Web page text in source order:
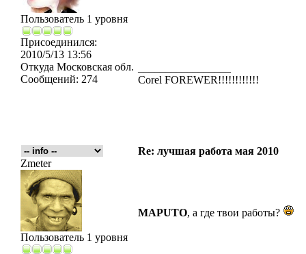
Пользователь 1 уровня
Присоединился:
2010/5/13 13:56
Откуда Московская обл.
Сообщений: 274
Corel FOREWER!!!!!!!!!!!!
Re: лучшая работа мая 2010
Zmeter
Пользователь 1 уровня
MAPUTO, а где твои работы?